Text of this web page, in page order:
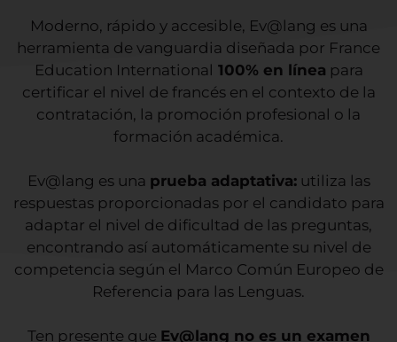
Moderno, rápido y accesible, Ev@lang es una
herramienta de vanguardia diseñada por France
Education International 100% en línea para
certificar el nivel de francés en el contexto de la
contratación, la promoción profesional o la
formación académica.
Ev@lang es una prueba adaptativa:utiliza las
respuestas proporcionadas por el candidato para
adaptar el nivel de dificultad de las preguntas,
encontrando así automáticamente su nivel de
competencia según el Marco Común Europeo de
Referencia para las Lenguas.
Ten presente que Ev@lang no es un examen